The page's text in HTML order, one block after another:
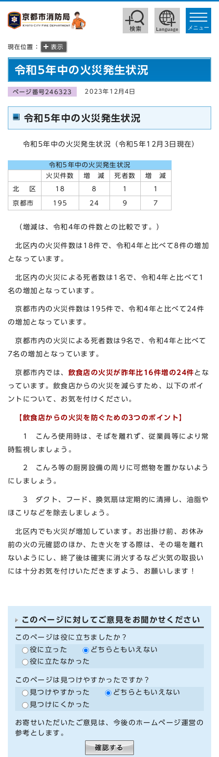
toggle
メニュー
現在位置： 表示
令和5年中の火災発生状況
ページ番号246323 2023年12月4日
令和5年中の火災発生状況
令和5年中の火災発生状況（令和5年12月3日現在）
令和5年中の火災発生状況
火災件数
増 減 死者数 増 減
北 区 18 8 1 1
京都市 195 24 9 7
（増減は、令和4年の件数との比較です。）
北区内の火災件数は18件で、令和4年と比べて8件の増加
となっています。
北区内の火災による死者数は1名で、令和4年と比べて1
名の増加となっています。
京都市内の火災件数は195件で、令和4年と比べて24件
の増加となっています。
京都市内の火災による死者数は9名で、令和4年と比べて
7名の増加となっています。
京都市内では、 飲食店の火災が昨年比16件増の24件とな
っています。飲食店からの火災を減らすため、以下のポイ
ントについて、お気を付けください。
【飲食店からの火災を防ぐための3つのポイント】
1 こんろ使用時は、そばを離れず、従業員等により常
時監視しましょう。
2 こんろ等の厨房設備の周りに可燃物を置かないよう
にしましょう。
3 ダクト、フード、換気扇は定期的に清掃し、油脂や
ほこりなどを除去しましょう。
北区内でも火災が増加しています。お出掛け前、お休み
前の火の元確認のほか、たき火をする際は、その場を離れ
ないようにし、終了後は確実に消火するなど火気の取扱い
には十分お気を付けいただきますよう、お願いします！
このページに対してご意見をお聞かせください
このページは役に立ちましたか？
役に立った
どちらともいえない
役に立たなかった
このページは見つけやすかったですか？
見つけやすかった
どちらともいえない
見つけにくかった
お寄せいただいたご意見は、今後のホームページ運営の
参考とします。